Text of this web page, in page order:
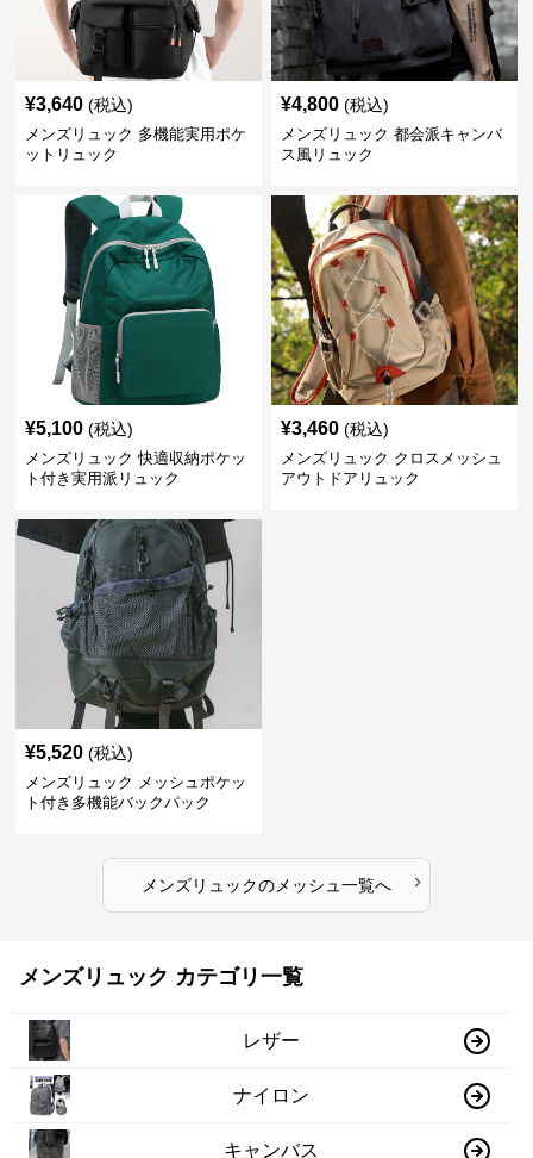
¥3,640 (税込)
メンズリュック 多機能実用ポケ
ットリュック
¥4,800 (税込)
メンズリュック 都会派キャンバ
ス風リュック
¥5,100 (税込)
メンズリュック 快適収納ポケッ
ト付き実用派リュック
¥3,460 (税込)
メンズリュック クロスメッシュ
アウトドアリュック
¥5,520 (税込)
メンズリュック メッシュポケッ
ト付き多機能バックパック
メンズリュックのメッシュ 一覧へ ›
メンズリュック カテゴリ一覧
レザー
ナイロン
キャンバス